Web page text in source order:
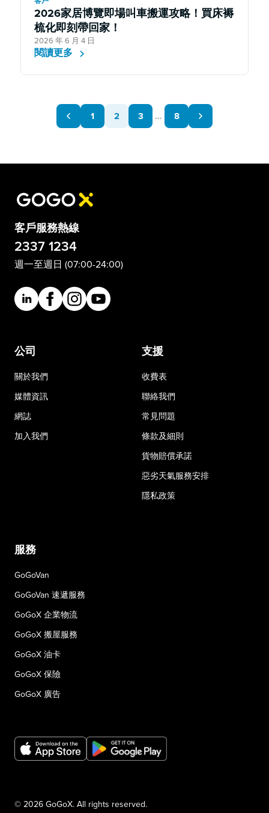
2026家居博覽即場叫車搬運攻略！買床褥
梳化即刻帶回家！
2026 年 6 月 4 日
閱讀更多
1 2 3 … 8
客戶服務熱線
2337 1234
週一至週日 (07:00-24:00)
公司
關於我們
媒體資訊
網誌
加入我們
服務
GoGoVan
GoGoVan 速遞服務
GoGoX 企業物流
GoGoX 搬屋服務
GoGoX 油卡
GoGoX 保險
GoGoX 廣告
支援
收費表
聯絡我們
常見問題
條款及細則
貨物賠償承諾
惡劣天氣服務安排
隱私政策
© 2026 GoGoX. All rights reserved.